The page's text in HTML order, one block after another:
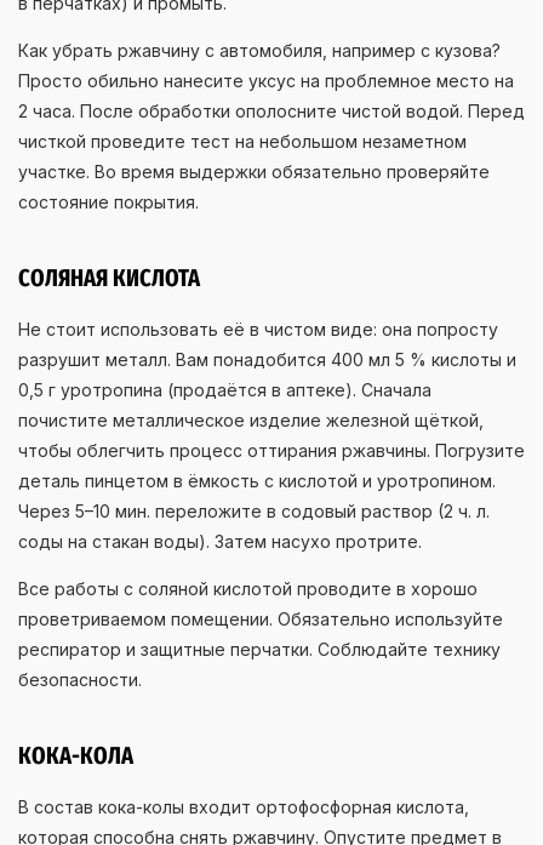
Как убрать ржавчину с автомобиля, например с кузова?
Просто обильно нанесите уксус на проблемное место на
2 часа. После обработки ополосните чистой водой. Перед
чисткой проведите тест на небольшом незаметном
участке. Во время выдержки обязательно проверяйте
состояние покрытия.
СОЛЯНАЯ КИСЛОТА
Не стоит использовать её в чистом виде: она попросту
разрушит металл. Вам понадобится 400 мл 5 % кислоты и
0,5 г уротропина (продаётся в аптеке). Сначала
почистите металлическое изделие железной щёткой,
чтобы облегчить процесс оттирания ржавчины. Погрузите
деталь пинцетом в ёмкость с кислотой и уротропином.
Через 5–10 мин. переложите в содовый раствор (2 ч. л.
соды на стакан воды). Затем насухо протрите.
Все работы с соляной кислотой проводите в хорошо
проветриваемом помещении. Обязательно используйте
респиратор и защитные перчатки. Соблюдайте технику
безопасности.
КОКА-КОЛА
В состав кока-колы входит ортофосфорная кислота,
которая способна снять ржавчину. Опустите предмет в